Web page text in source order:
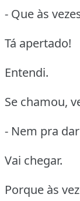
- Que às
Tá apertado!
Entendi.
Se chamou,
- Nem pra
Vai chegar.
Porque às